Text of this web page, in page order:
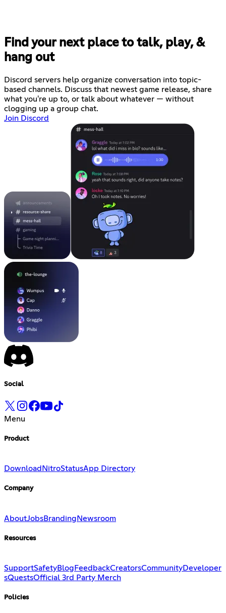
Find your next place to talk, play, &
hang out
Discord servers help organize conversation into topic-
based channels. Discuss that newest game release, share
what you're up to, or talk about whatever — without
clogging up a group chat.
Join Discord
Social
Menu
Product
Download NitroStatusApp Directory
Company
AboutJobsBranding Newsroom
Resources
SupportSafetyBlog FeedbackCreatorsCommunityDeveloper
sQuestsOfficial 3rd Party Merch
Policies